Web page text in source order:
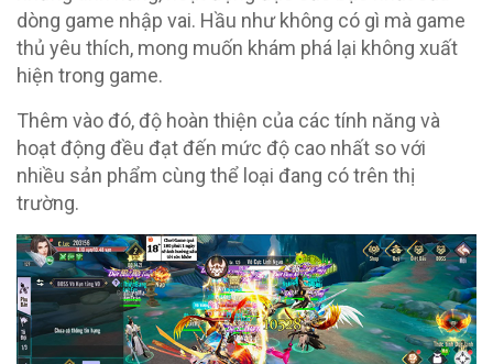
dòng game nhập vai. Hầu như không có gì mà game
thủ yêu thích, mong muốn khám phá lại không xuất
hiện trong game.
Thêm vào đó, độ hoàn thiện của các tính năng và
hoạt động đều đạt đến mức độ cao nhất so với
nhiều sản phẩm cùng thể loại đang có trên thị
trường.